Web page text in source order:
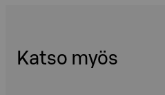
Katso myös